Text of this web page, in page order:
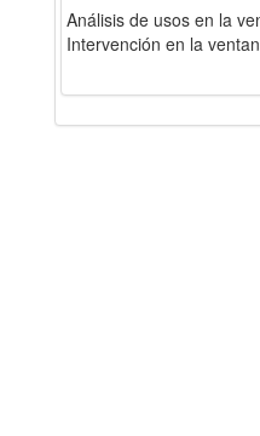
Análisis de usos en la
Intervención en la